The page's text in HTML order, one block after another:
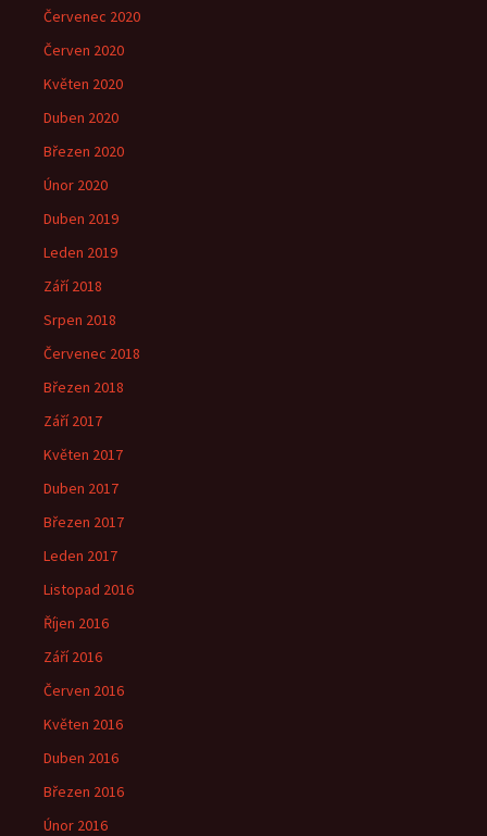
Červenec 2020
Červen 2020
Květen 2020
Duben 2020
Březen 2020
Únor 2020
Duben 2019
Leden 2019
Září 2018
Srpen 2018
Červenec 2018
Březen 2018
Září 2017
Květen 2017
Duben 2017
Březen 2017
Leden 2017
Listopad 2016
Říjen 2016
Září 2016
Červen 2016
Květen 2016
Duben 2016
Březen 2016
Únor 2016